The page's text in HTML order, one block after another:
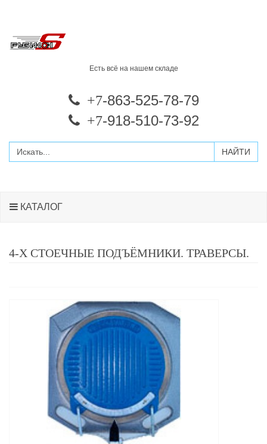
Есть всё на нашем складе
+7-863-525-78-79
+7-918-510-73-92
КАТАЛОГ
4-Х СТОЕЧНЫЕ ПОДЪЁМНИКИ. ТРАВЕРСЫ.